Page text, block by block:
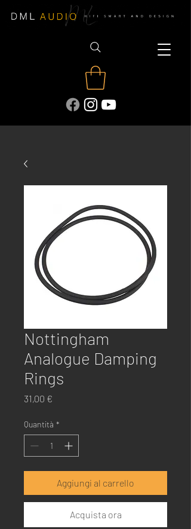
Nottingham
Analogue Damping
Rings
31,00 €
Quantità *
Aggiungi al carrello
Acquista ora